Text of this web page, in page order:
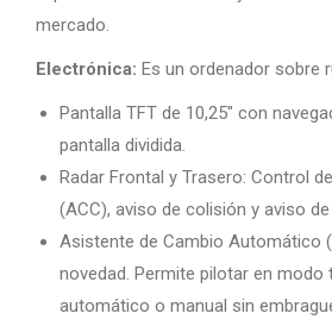
mercado.
Electrónica: Es un ordenador sobre
Pantalla TFT de 10,25″ con
pantalla dividida.
Radar Frontal y Trasero: Control
(ACC), aviso de colisión y aviso
Asistente de Cambio Automático
novedad. Permite pilotar en modo
automático o manual sin